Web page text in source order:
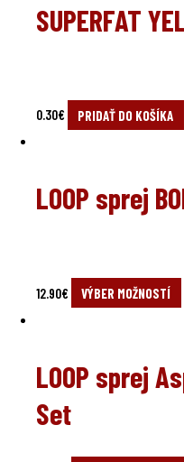
SUPERFAT
0.30€ PRIDAŤ DO KOŠÍKA
LOOP sprej
12.90€ VÝBER MOŽNOSTÍ
LOOP sprej
Set